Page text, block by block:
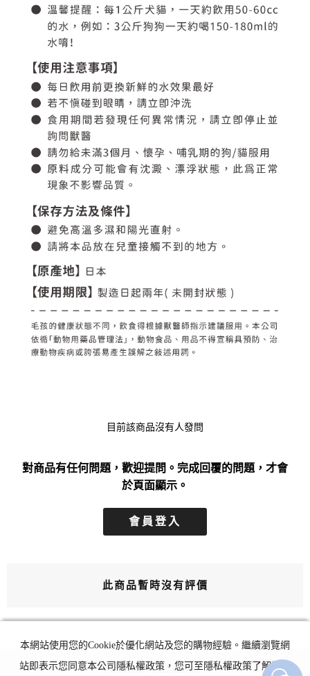
目前該商品沒有人發問
對商品有任何問題，歡迎提問。完成回覆的問題，才會
於頁面顯示。
會員登入
此商品暫時沒有評價
訂購專線：0922422717
本網站使用您的Cookie於優化網站及您的購物經驗。繼續瀏覽網
站即表示您同意本公司隱私權政策，您可至隱私權政策了解詳細